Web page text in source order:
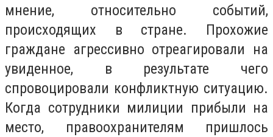
мнение, относительно событий,
происходящих в стране. Прохожие
граждане агрессивно отреагировали на
увиденное, в результате чего
спровоцировали конфликтную ситуацию.
Когда сотрудники милиции прибыли на
место, правоохранителям пришлось